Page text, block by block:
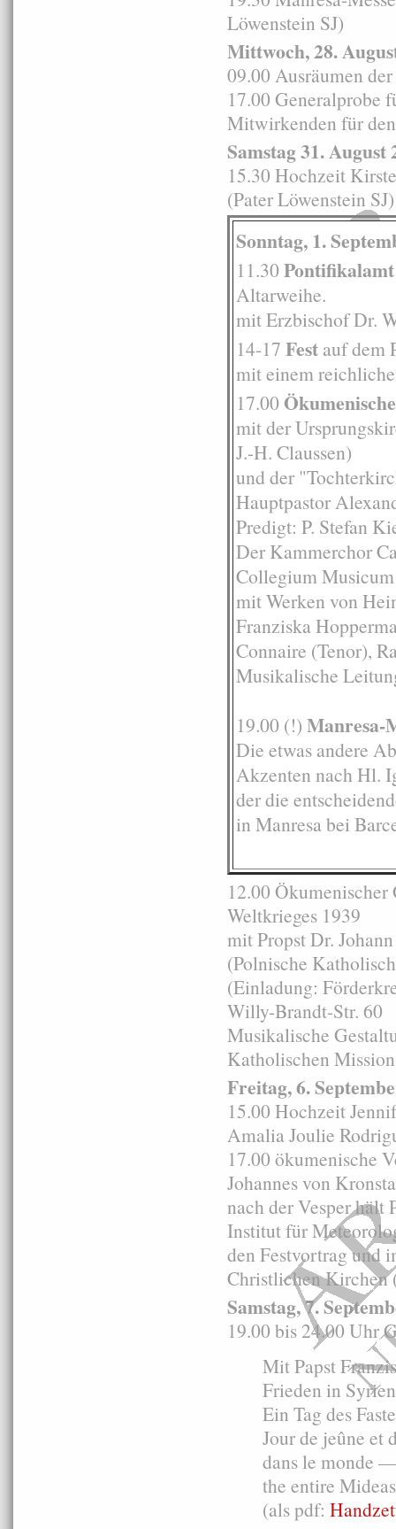
Löwenstein SJ)
Mittwoch, 28.
09.00 Ausräumen
17.00 Generalprobe
Mitwirkenden für
Samstag 31. August
15.30 Hochzeit
(Pater Löwenstein SJ)
Sonntag, 1.
11.30Pontifikalamt
Altarweihe.
mit Erzbischof Dr.
14-17 Fest auf dem
mit einem
17.00
mit der
J.-H. Claussen)
und der
Hauptpastor
Predigt: P. Stefan
Der Kammerchor
Collegium
mit Werken von
Franziska
Connaire (Tenor),
Musikalische
19.00 (!) Manresa-
Die etwas andere
Akzenten nach Hl.
der die
in Manresa bei
12.00
Weltkrieges 1939
mit Propst Dr.
(Polnische
(Einladung:
Willy-Brandt-Str. 60
Musikalische
Katholischen
Freitag, 6.
15.00 Hochzeit
Amalia Joulie
17.00 ökumenische
Johannes von
nach der Vesper
Institut für
den Festvortrag und
Christlichen Kirchen
Samstag, 7.
19.00 bis 24.00 Uhr
Mit Papst
Frieden in
Ein Tag des
Jour de jeûne et
dans le monde
the entire
(als pdf: